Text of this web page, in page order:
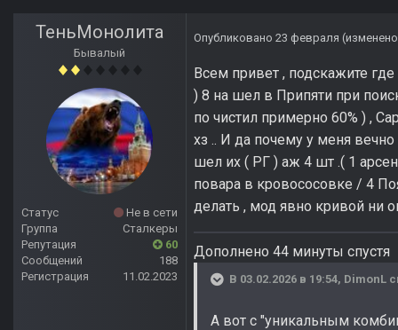
ТеньМонолита
Бывалый
Статус
Не в сети
Группа
Сталкеры
Репутация
60
Сообщений
188
Регистрация
11.02.2023
Опубликовано 23 февраля
Всем привет , подскажите
) 8 на шел в Припяти при
по чистил примерно 60% ) ,
хз .. И да почему у меня
шел их ( РГ ) аж 4 шт .( 1
повара в кровососовке / 4
делать , мод явно кривой ни
Дополнено 44 минуты спустя
В 03.02.2026 в 19:54, DimonL
А вот с "уникальным